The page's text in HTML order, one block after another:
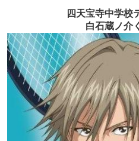
四天宝寺中学校
白石蔵ノ介